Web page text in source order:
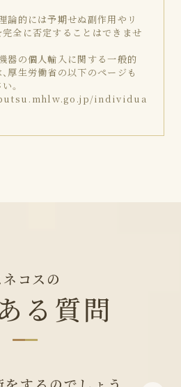
論的には予期せぬ副作用やリ
全に否定することはできませ
器の個人輸入に関する一般的
厚生労働省の以下のページも
。
individua
ネコスの
る質問